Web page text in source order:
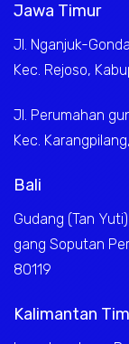
Jawa Timur
Jl. Nganjuk-
Kec. Rejoso,
Jl. Perumahan
Kec.
Bali
Gudang (Tan
gang Soputan
80119
Kalimantan